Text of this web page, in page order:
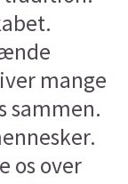
mange
sammen.
os over